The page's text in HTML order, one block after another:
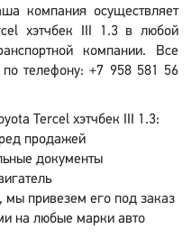
компания осуществляет
хэтчбек III 1.3 в любой
компании. Все
телефону: +7 958 581 56
Tercel хэтчбек III 1.3:
продажей
документы
мы привезем его под заказ
на любые марки авто